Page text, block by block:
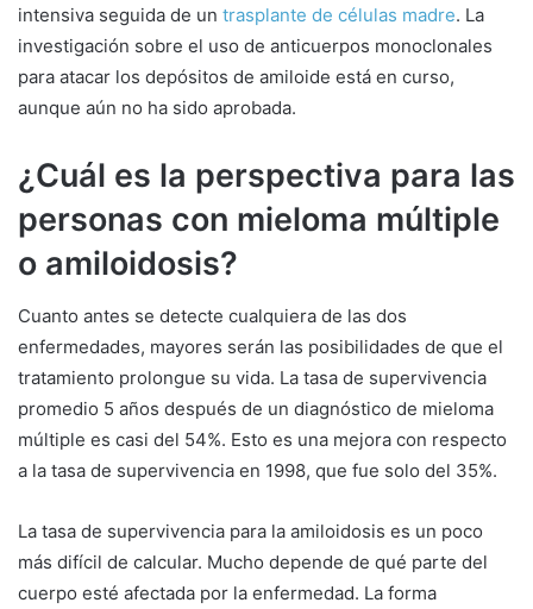
intensiva seguida de un trasplante de células madre. La
investigación sobre el uso de anticuerpos monoclonales
para atacar los depósitos de amiloide está en curso,
aunque aún no ha sido aprobada.
¿Cuál es la perspectiva para las
personas con mieloma múltiple
o amiloidosis?
Cuanto antes se detecte cualquiera de las dos
enfermedades, mayores serán las posibilidades de que el
tratamiento prolongue su vida. La tasa de supervivencia
promedio 5 años después de un diagnóstico de mieloma
múltiple es casi del 54%. Esto es una mejora con respecto
a la tasa de supervivencia en 1998, que fue solo del 35%.
La tasa de supervivencia para la amiloidosis es un poco
más difícil de calcular. Mucho depende de qué parte del
cuerpo esté afectada por la enfermedad. La forma